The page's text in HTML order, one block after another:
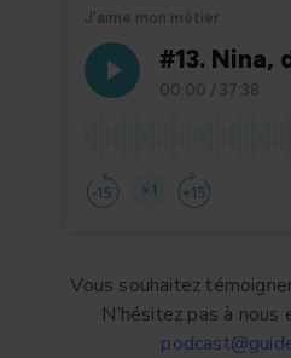
Vous souhaitez
N’hésitez pas à nous